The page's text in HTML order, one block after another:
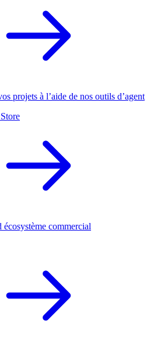
projets à l’aide de nos outils d’agent
écosystème commercial